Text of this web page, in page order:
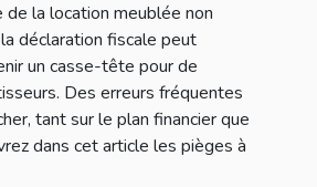
de la location meublée non
déclaration fiscale peut
un casse-tête pour de
Des erreurs fréquentes
tant sur le plan financier que
dans cet article les pièges à